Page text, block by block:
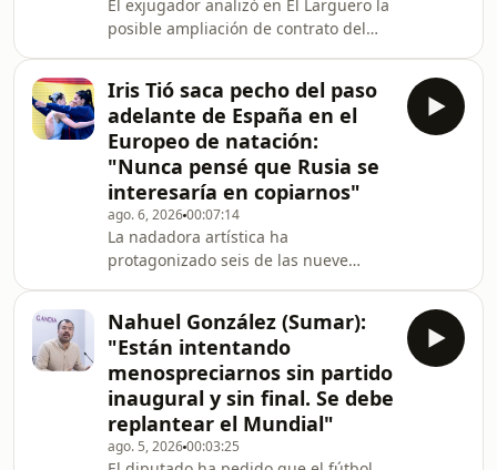
protagonista de la natación española,
Iris Tió, desp
El exjugador analizó en El Larguero la
posible ampliación de contrato del
Iris Tió saca pecho del paso
adelante de España en el
Europeo de natación:
"Nunca pensé que Rusia se
interesaría en copiarnos"
ago. 6, 202600:07:14
La nadadora artística ha
protagonizado seis de las nueve
Nahuel González (Sumar):
"Están intentando
menospreciarnos sin partido
inaugural y sin final. Se debe
replantear el Mundial"
ago. 5, 202600:03:25